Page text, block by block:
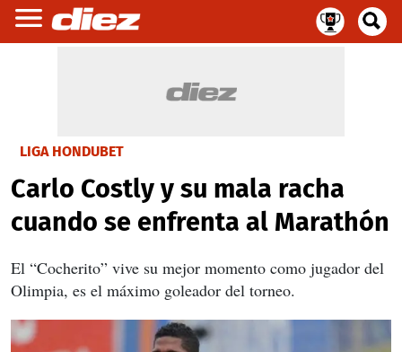
LIGA HONDUBET
Carlo Costly y su mala racha
cuando se enfrenta al Marathón
El “Cocherito” vive su mejor momento como jugador del
Olimpia, es el máximo goleador del torneo.